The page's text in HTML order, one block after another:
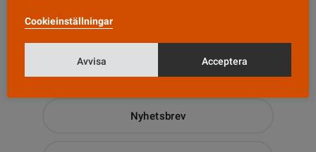
Nyhetsbrev
Cookieinställningar
Avvisa Acceptera